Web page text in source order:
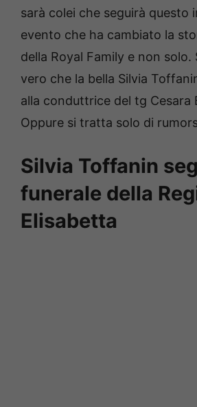
sarà colei che seguirà questo
evento che ha cambiato la
della Royal Family e non solo.
vero che la bella Silvia
alla conduttrice del tg Cesara
Oppure si tratta solo di
Silvia Toffanin
funerale della
Elisabetta